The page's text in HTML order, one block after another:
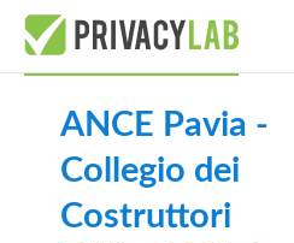
ANCE Pavia -
Collegio dei
Costruttori